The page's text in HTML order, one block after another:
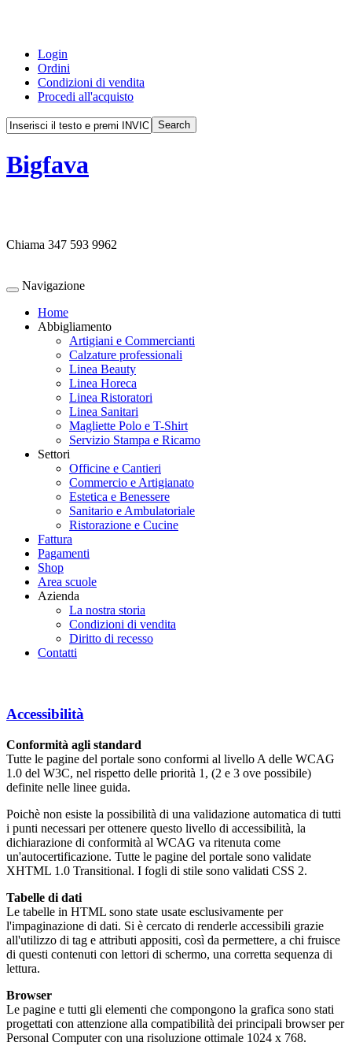
Login
Ordini
Condizioni di vendita
Procedi all'acquisto
Bigfava
Chiama 347 593 9962
Navigazione
Home
Abbigliamento
Artigiani e Commercianti
Calzature professionali
Linea Beauty
Linea Horeca
Linea Ristoratori
Linea Sanitari
Magliette Polo e T-Shirt
Servizio Stampa e Ricamo
Settori
Officine e Cantieri
Commercio e Artigianato
Estetica e Benessere
Sanitario e Ambulatoriale
Ristorazione e Cucine
Fattura
Pagamenti
Shop
Area scuole
Azienda
La nostra storia
Condizioni di vendita
Diritto di recesso
Contatti
Accessibilità
Conformità agli standard
Tutte le pagine del portale sono conformi al livello A delle WCAG
1.0 del W3C, nel rispetto delle priorità 1, (2 e 3 ove possibile)
definite nelle linee guida.
Poichè non esiste la possibilità di una validazione automatica di tutti
i punti necessari per ottenere questo livello di accessibilità, la
dichiarazione di conformità al WCAG va ritenuta come
un'autocertificazione. Tutte le pagine del portale sono validate
XHTML 1.0 Transitional. I fogli di stile sono validati CSS 2.
Tabelle di dati
Le tabelle in HTML sono state usate esclusivamente per
l'impaginazione di dati. Si è cercato di renderle accessibili grazie
all'utilizzo di tag e attributi appositi, così da permettere, a chi fruisce
di questi contenuti con lettori di schermo, una corretta sequenza di
lettura.
Browser
Le pagine e tutti gli elementi che compongono la grafica sono stati
progettati con attenzione alla compatibilità dei principali browser per
Personal Computer con una risoluzione ottimale 1024 x 768.